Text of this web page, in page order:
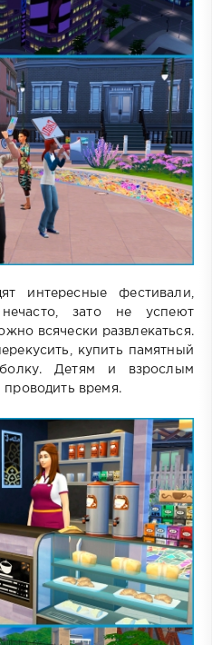
интересные фестивали,
зато не успеют
всячески развлекаться.
купить памятный
Детям и взрослым
проводить время.